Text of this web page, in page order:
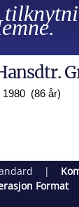
1980 (86 år)
|
Format